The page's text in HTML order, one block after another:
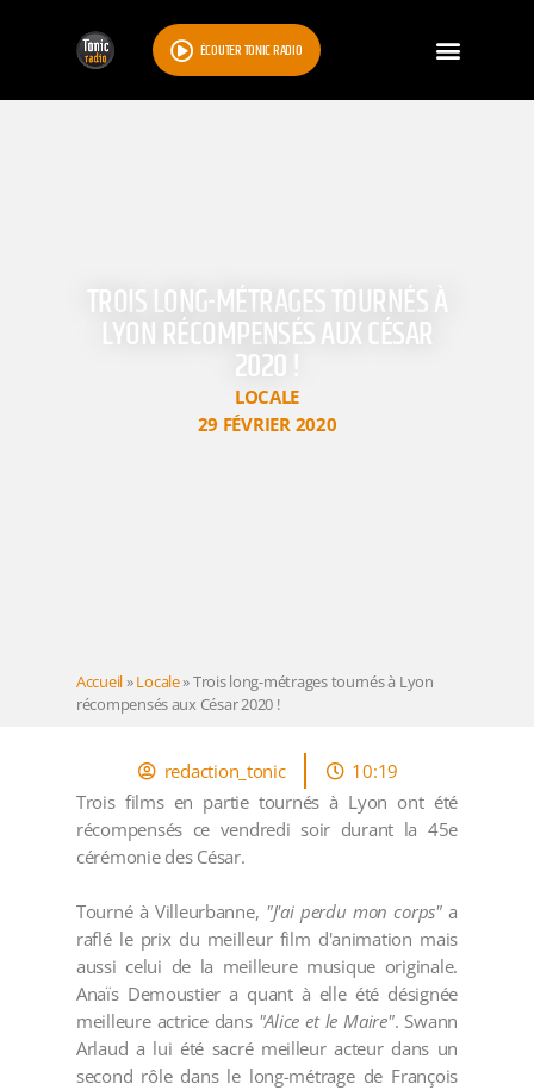
ÉCOUTER TONIC RADIO
TROIS LONG-MÉTRAGES TOURNÉS À
LYON RÉCOMPENSÉS AUX CÉSAR
2020 !
LOCALE
29 FÉVRIER 2020
Accueil»Locale»Trois long-métrages tournés à Lyon
récompensés aux César 2020 !
redaction_tonic
10:19
Trois films en partie tournés à Lyon ont été
récompensés ce vendredi soir durant la 45e
cérémonie des César.
Tourné à Villeurbanne, "J'ai perdu mon corps"a
raflé le prix du meilleur film d'animation mais
aussi celui de la meilleure musique originale.
Anaïs Demoustier a quant à elle été désignée
meilleure actrice dans "Alice et le Maire". Swann
Arlaud a lui été sacré meilleur acteur dans un
second rôle dans le long-métrage de François